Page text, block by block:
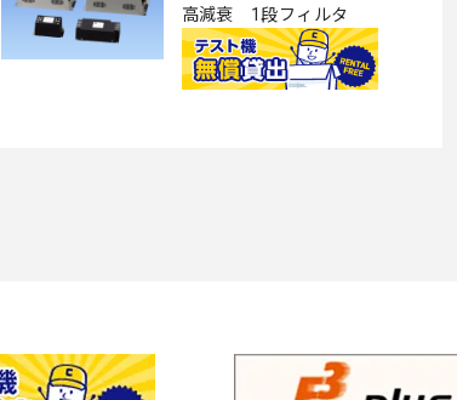
高減衰 1段フィルタ